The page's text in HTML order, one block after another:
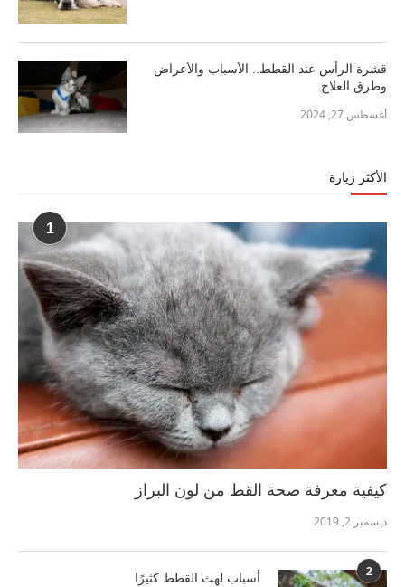
قشرة الرأس عند القطط.. الأسباب والأعراض
وطرق العلاج
أغسطس 27, 2024
الأكثر زيارة
1
كيفية معرفة صحة القط من لون البراز
ديسمبر 2, 2019
2 أسباب لهث القطط كثيرًا